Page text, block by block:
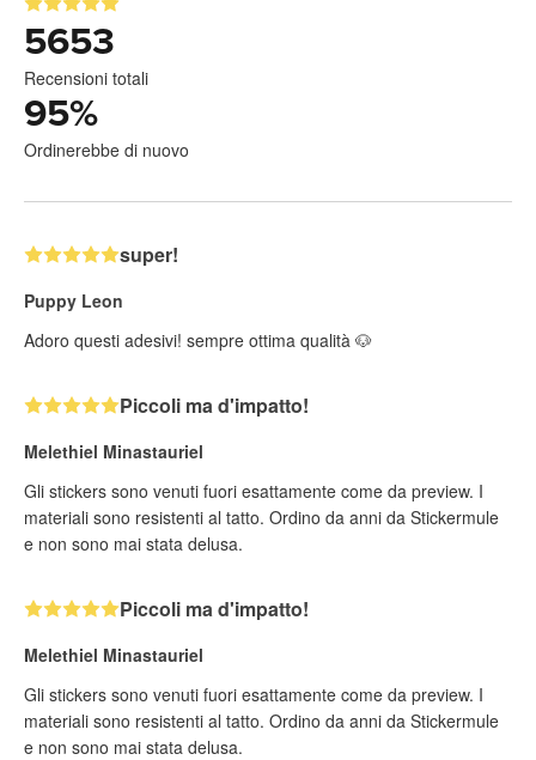
5653
Recensioni totali
95%
Ordinerebbe di nuovo
super!
Puppy Leon
Adoro questi adesivi! sempre ottima qualità 🐶
Piccoli ma d'impatto!
Melethiel Minastauriel
Gli stickers sono venuti fuori esattamente come da preview. I
materiali sono resistenti al tatto. Ordino da anni da Stickermule
e non sono mai stata delusa.
Piccoli ma d'impatto!
Melethiel Minastauriel
Gli stickers sono venuti fuori esattamente come da preview. I
materiali sono resistenti al tatto. Ordino da anni da Stickermule
e non sono mai stata delusa.